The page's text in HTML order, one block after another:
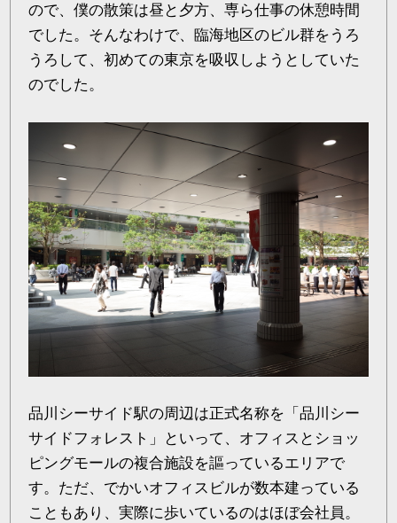
ので、僕の散策は昼と夕方、専ら仕事の休憩時間
でした。そんなわけで、臨海地区のビル群をうろ
うろして、初めての東京を吸収しようとしていた
のでした。
品川シーサイド駅の周辺は正式名称を「品川シー
サイドフォレスト」といって、オフィスとショッ
ピングモールの複合施設を謳っているエリアで
す。ただ、でかいオフィスビルが数本建っている
こともあり、実際に歩いているのはほぼ会社員。